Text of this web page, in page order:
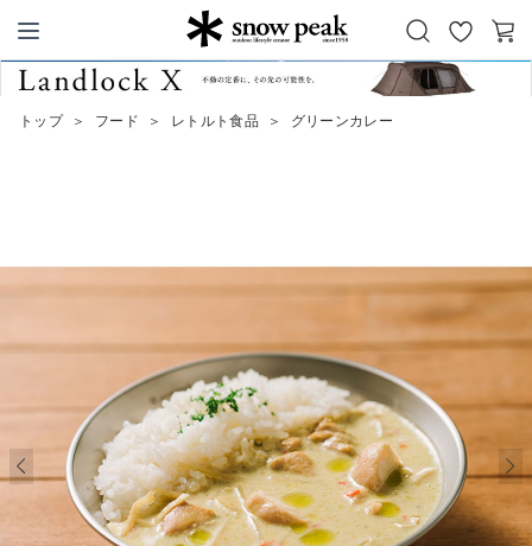
Snow Peak
お
気
カ
トップ ＞ フード ＞ レトルト食品 ＞ グリーンカレー